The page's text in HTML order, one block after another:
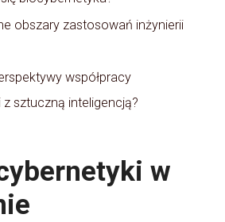
obszary zastosowań inżynierii
współpracy
sztuczną inteligencją?
w